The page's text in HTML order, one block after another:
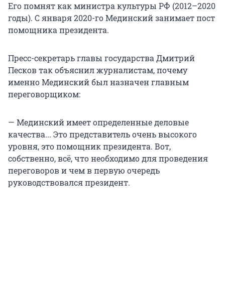
Его помнят как министра культуры РФ (2012–2020
годы). С января 2020-го Мединский занимает пост
помощника президента.
Пресс-секретарь главы государства Дмитрий
Песков так объяснил журналистам, почему
именно Мединский был назначен главным
переговорщиком:
— Мединский имеет определенные деловые
качества... Это представитель очень высокого
уровня, это помощник президента. Вот,
собственно, всё, что необходимо для проведения
переговоров и чем в первую очередь
руководствовался президент.